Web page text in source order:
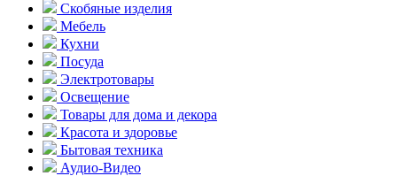
Скобяные изделия
Мебель
Кухни
Посуда
Электротовары
Освещение
Товары для дома и декора
Красота и здоровье
Бытовая техника
Аудио-Видео